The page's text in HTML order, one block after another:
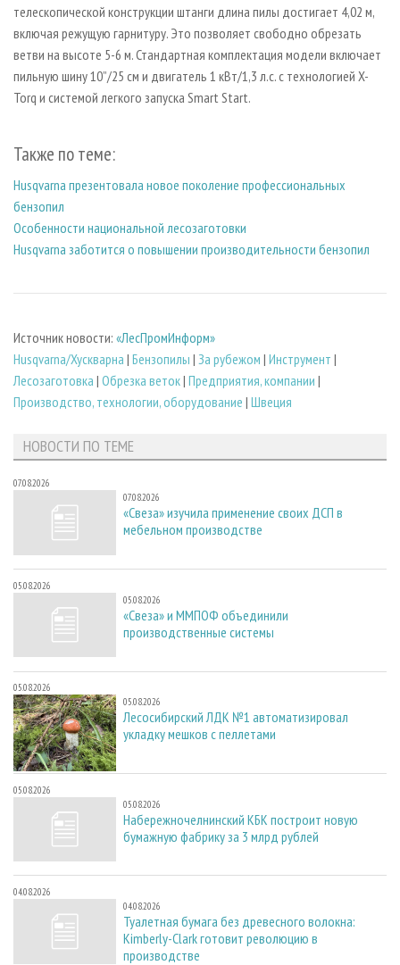
телескопической конструкции штанги длина пилы достигает 4,02 м,
включая режущую гарнитуру. Это позволяет свободно обрезать
ветви на высоте 5-6 м. Стандартная комплектация модели включает
пильную шину 10”/25 см и двигатель 1 кВт/1,3 л.с. с технологией X-
Torq и системой легкого запуска Smart Start.
Также по теме:
Husqvarna презентовала новое поколение профессиональных
бензопил
Особенности национальной лесозаготовки
Husqvarna заботится о повышении производительности бензопил
Источник новости: «ЛесПромИнформ»
Husqvarna/Хускварна | Бензопилы | За рубежом | Инструмент |
Лесозаготовка | Обрезка веток| Предприятия, компании |
Производство, технологии, оборудование | Швеция
НОВОСТИ ПО ТЕМЕ
07.08.2026
07.08.2026
«Свеза» изучила применение своих ДСП в
мебельном производстве
05.08.2026
05.08.2026
«Свеза» и ММПОФ объединили
производственные системы
05.08.2026
05.08.2026
Лесосибирский ЛДК №1 автоматизировал
укладку мешков с пеллетами
05.08.2026
05.08.2026
Набережночелнинский КБК построит новую
бумажную фабрику за 3 млрд рублей
04.08.2026
04.08.2026
Туалетная бумага без древесного волокна:
Kimberly-Clark готовит революцию в
производстве